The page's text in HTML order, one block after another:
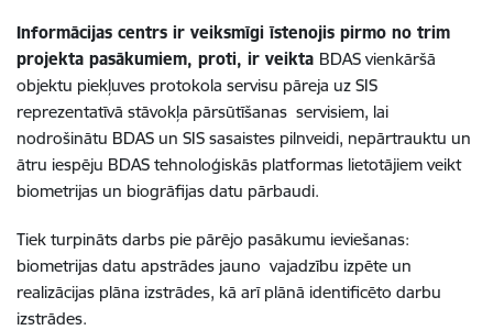
Informācijas centrs ir veiksmīgi īstenojis pirmo no trim
projekta pasākumiem, proti, ir veikta BDAS vienkāršā
objektu piekļuves protokola servisu pāreja uz SIS
reprezentatīvā stāvokļa pārsūtīšanas servisiem, lai
nodrošinātu BDAS un SIS sasaistes pilnveidi, nepārtrauktu un
ātru iespēju BDAS tehnoloģiskās platformas lietotājiem veikt
biometrijas un biogrāfijas datu pārbaudi.
Tiek turpināts darbs pie pārējo pasākumu ieviešanas:
biometrijas datu apstrādes jauno vajadzību izpēte un
realizācijas plāna izstrādes, kā arī plānā identificēto darbu
izstrādes.